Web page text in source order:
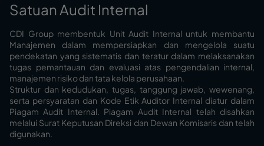
Satuan Audit Internal
CDI Group membentuk Unit Audit Internal untuk membantu
Manajemen dalam mempersiapkan dan mengelola suatu
pendekatan yang sistematis dan teratur dalam melaksanakan
tugas pemantauan dan evaluasi atas pengendalian internal,
manajemen risiko dan tata kelola perusahaan.
Struktur dan kedudukan, tugas, tanggung jawab, wewenang,
serta persyaratan dan Kode Etik Auditor Internal diatur dalam
Piagam Audit Internal. Piagam Audit Internal telah disahkan
melalui Surat Keputusan Direksi dan Dewan Komisaris dan telah
digunakan.